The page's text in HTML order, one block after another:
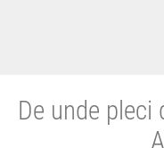
De unde pleci